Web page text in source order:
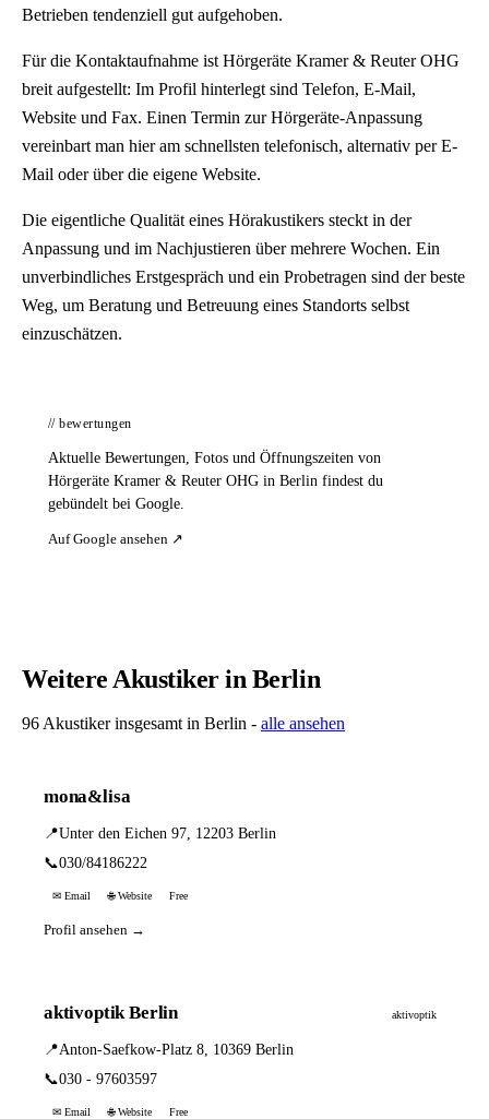
Betrieben tendenziell gut aufgehoben.
Für die Kontaktaufnahme ist Hörgeräte Kramer & Reuter OHG
breit aufgestellt: Im Profil hinterlegt sind Telefon, E-Mail,
Website und Fax. Einen Termin zur Hörgeräte-Anpassung
vereinbart man hier am schnellsten telefonisch, alternativ per E-
Mail oder über die eigene Website.
Die eigentliche Qualität eines Hörakustikers steckt in der
Anpassung und im Nachjustieren über mehrere Wochen. Ein
unverbindliches Erstgespräch und ein Probetragen sind der beste
Weg, um Beratung und Betreuung eines Standorts selbst
einzuschätzen.
// bewertungen
Aktuelle Bewertungen, Fotos und Öffnungszeiten von
Hörgeräte Kramer & Reuter OHG in Berlin findest du
gebündelt bei Google.
Auf Google ansehen ↗
Weitere Akustiker in Berlin
96 Akustiker insgesamt in Berlin - alle ansehen
mona&lisa
📍Unter den Eichen 97, 12203 Berlin
📞030/84186222
✉ Email 🌐 Website Free
Profil ansehen →
aktivoptik Berlin aktivoptik
📍Anton-Saefkow-Platz 8, 10369 Berlin
📞030 - 97603597
✉ Email 🌐 Website Free